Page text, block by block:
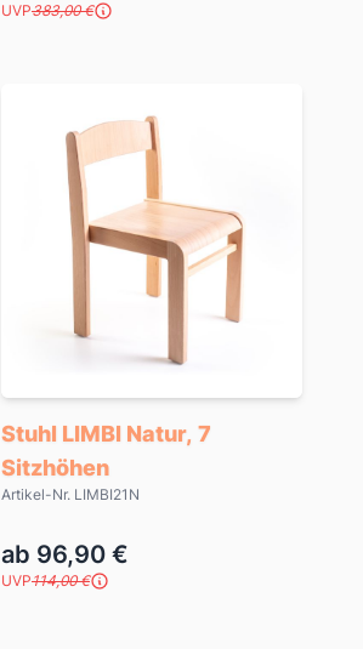
UVP383,00 €
Stuhl LIMBI Natur, 7
Sitzhöhen
Artikel-Nr. LIMBI21N
ab 96,90 €
UVP114,00 €